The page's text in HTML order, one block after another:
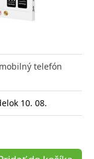
telefón
10. 08.